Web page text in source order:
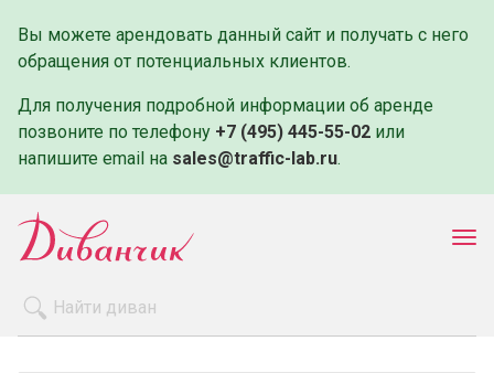
Вы можете арендовать данный сайт и получать с него
обращения от потенциальных клиентов.
Для получения подробной информации об аренде
позвоните по телефону +7 (495) 445-55-02 или
напишите email на sales@traffic-lab.ru.